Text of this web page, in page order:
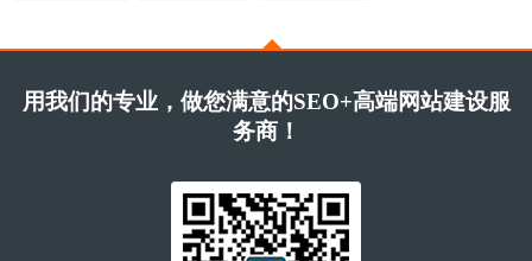
用我们的专业，做您满意的SEO+高端网站建设服
务商！